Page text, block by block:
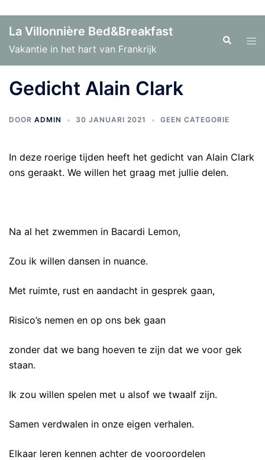
naar
de
inhoud
La Villonnière Bed&Breakfast
Vakantie in het hart van Frankrijk
Zoeken
Gedicht Alain Clark
DOOR ADMIN 30 JANUARI 2021 GEEN CATEGORIE
In deze roerige tijden heeft het gedicht van Alain Clark
ons geraakt. We willen het graag met jullie delen.
Na al het zwemmen in Bacardi Lemon,
Zou ik willen dansen in nuance.
Met ruimte, rust en aandacht in gesprek gaan,
Risico’s nemen en op ons bek gaan
zonder dat we bang hoeven te zijn dat we voor gek
staan.
Ik zou willen spelen met u alsof we twaalf zijn.
Samen verdwalen in onze eigen verhalen.
Elkaar leren kennen achter de vooroordelen